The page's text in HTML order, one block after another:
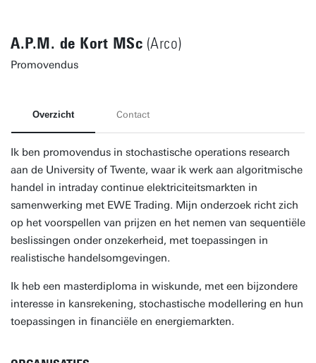
A.P.M. de Kort MSc (Arco)
Promovendus
Overzicht Contact
Ik ben promovendus in stochastische operations research
aan de University of Twente, waar ik werk aan algoritmische
handel in intraday continue elektriciteitsmarkten in
samenwerking met EWE Trading. Mijn onderzoek richt zich
op het voorspellen van prijzen en het nemen van sequentiële
beslissingen onder onzekerheid, met toepassingen in
realistische handelsomgevingen.
Ik heb een masterdiploma in wiskunde, met een bijzondere
interesse in kansrekening, stochastische modellering en hun
toepassingen in financiële en energiemarkten.